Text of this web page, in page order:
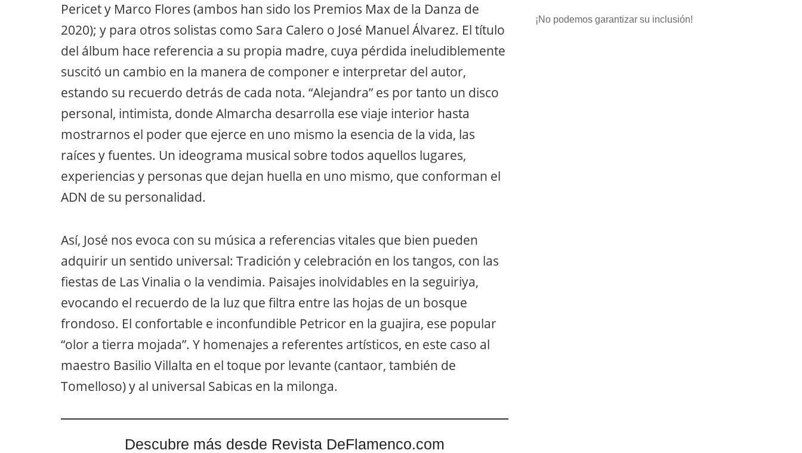
Pericet y Marco Flores (ambos han sido los Premios Max de la Danza de
2020); y para otros solistas como Sara Calero o José Manuel Álvarez. El título
del álbum hace referencia a su propia madre, cuya pérdida ineludiblemente
suscitó un cambio en la manera de componer e interpretar del autor,
estando su recuerdo detrás de cada nota. “Alejandra” es por tanto un disco
personal, intimista, donde Almarcha desarrolla ese viaje interior hasta
mostrarnos el poder que ejerce en uno mismo la esencia de la vida, las
raíces y fuentes. Un ideograma musical sobre todos aquellos lugares,
experiencias y personas que dejan huella en uno mismo, que conforman el
ADN de su personalidad.
Así, José nos evoca con su música a referencias vitales que bien pueden
adquirir un sentido universal: Tradición y celebración en los tangos, con las
fiestas de Las Vinalia o la vendimia. Paisajes inolvidables en la seguiriya,
evocando el recuerdo de la luz que filtra entre las hojas de un bosque
frondoso. El confortable e inconfundible Petricor en la guajira, ese popular
“olor a tierra mojada”. Y homenajes a referentes artísticos, en este caso al
maestro Basilio Villalta en el toque por levante (cantaor, también de
Tomelloso) y al universal Sabicas en la milonga.
Descubre más desde Revista DeFlamenco.com
¡No podemos garantizar su inclusión!